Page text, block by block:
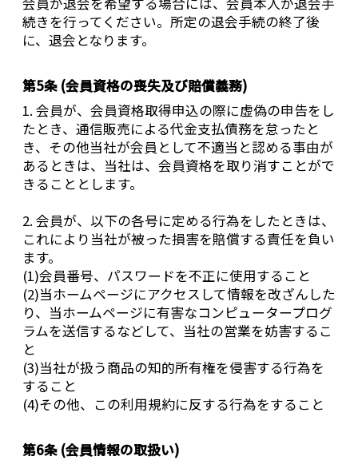
続きを行ってください。所定の退会手続の終了後
に、退会となります。
第5条 (会員資格の喪失及び賠償義務)
1. 会員が、会員資格取得申込の際に虚偽の申告をし
たとき、通信販売による代金支払債務を怠ったと
き、その他当社が会員として不適当と認める事由が
あるときは、当社は、会員資格を取り消すことがで
きることとします。
2. 会員が、以下の各号に定める行為をしたときは、
これにより当社が被った損害を賠償する責任を負い
ます。
(1)会員番号、パスワードを不正に使用すること
(2)当ホームページにアクセスして情報を改ざんした
り、当ホームページに有害なコンピュータープログ
ラムを送信するなどして、当社の営業を妨害するこ
と
(3)当社が扱う商品の知的所有権を侵害する行為を
すること
(4)その他、この利用規約に反する行為をすること
第6条 (会員情報の取扱い)